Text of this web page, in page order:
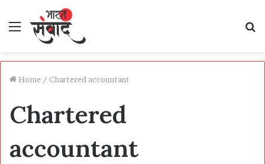
Menu
Home / Chartered accountant
Chartered
accountant